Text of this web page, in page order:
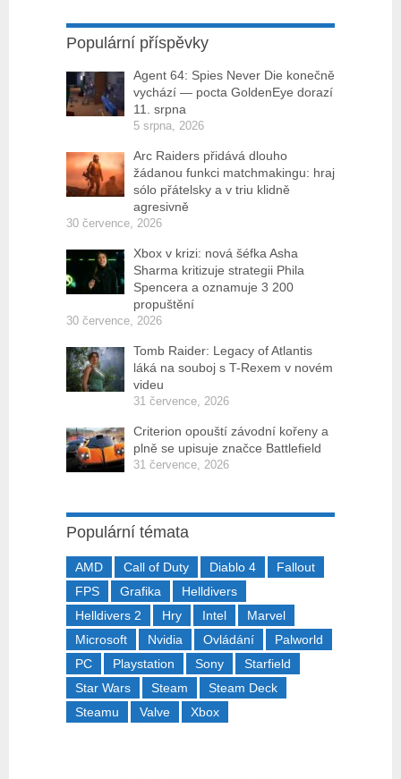
Populární příspěvky
Agent 64: Spies Never Die konečně
vychází — pocta GoldenEye dorazí
11. srpna
5 srpna, 2026
Arc Raiders přidává dlouho
žádanou funkci matchmakingu: hraj
sólo přátelsky a v triu klidně
agresivně
30 července, 2026
Xbox v krizi: nová šéfka Asha
Sharma kritizuje strategii Phila
Spencera a oznamuje 3 200
propuštění
30 července, 2026
Tomb Raider: Legacy of Atlantis
láká na souboj s T-Rexem v novém
videu
31 července, 2026
Criterion opouští závodní kořeny a
plně se upisuje značce Battlefield
31 července, 2026
Populární témata
AMD Call of Duty Diablo 4
Fallout
FPS
Grafika
Helldivers
Helldivers 2
Hry Intel
Marvel
Microsoft
Nvidia Ovládání
Palworld
PC
Playstation Sony
Starfield
Star Wars
Steam
Steam Deck
Steamu
Valve Xbox